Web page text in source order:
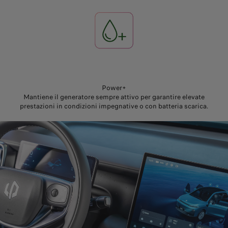
Power+
Mantiene il generatore sempre attivo per garantire elevate
prestazioni in condizioni impegnative o con batteria scarica.